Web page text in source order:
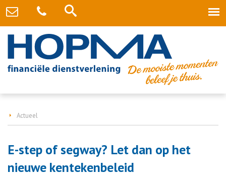
Actueel
E-step of segway? Let dan op het
nieuwe kentekenbeleid